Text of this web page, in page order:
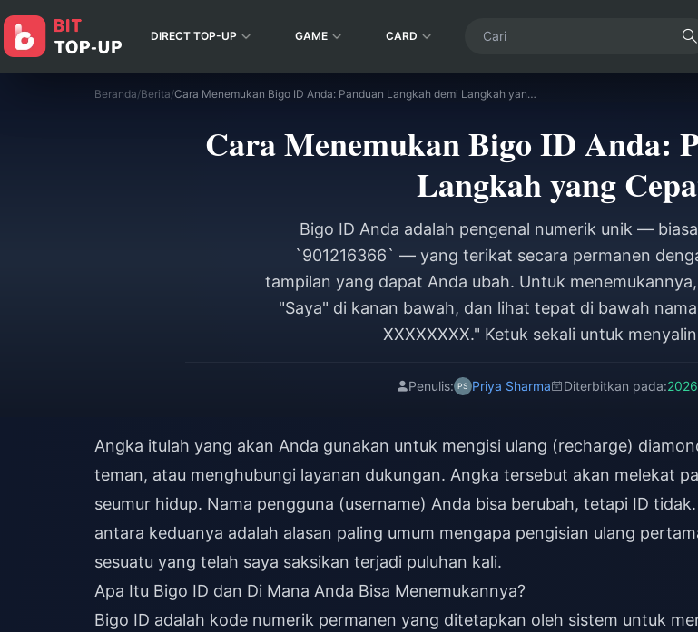
DIRECT TOP-UP GAME CARD
Beranda/Berita/ Cara Menemukan Bigo ID Anda: Panduan Langkah demi Langkah yang Cepat (2026)
Cara Menemukan Bigo ID Anda:
Langkah yang
Bigo ID Anda adalah pengenal numerik unik —
`901216366` — yang terikat secara permanen
tampilan yang dapat Anda ubah. Untuk
"Saya" di kanan bawah, dan lihat tepat di bawah
XXXXXXXX." Ketuk sekali untuk
Penulis: Priya Sharma Diterbitkan pada:
Angka itulah yang akan Anda gunakan untuk mengisi ulang (recharge)
teman, atau menghubungi layanan dukungan. Angka tersebut akan melekat
seumur hidup. Nama pengguna (username) Anda bisa berubah, tetapi ID
antara keduanya adalah alasan paling umum mengapa pengisian ulang
sesuatu yang telah saya saksikan terjadi puluhan kali.
Apa Itu Bigo ID dan Di Mana Anda Bisa Menemukannya?
Bigo ID adalah kode numerik permanen yang ditetapkan oleh sistem untuk